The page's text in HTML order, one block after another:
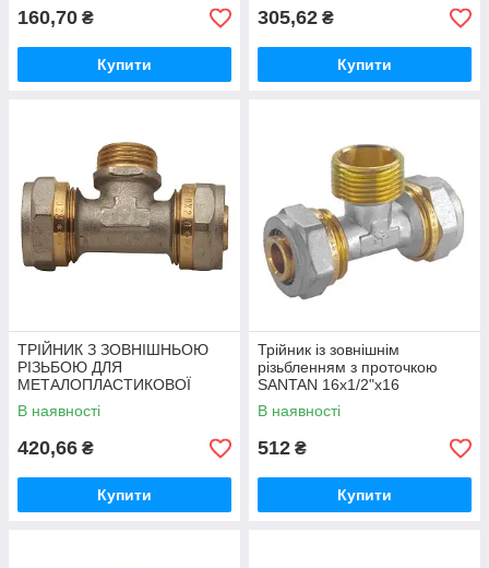
160,70 ₴
Купити
305,62 ₴
Купити
ТРІЙНИК З ЗОВНІШНЬОЮ
РІЗЬБОЮ ДЛЯ
МЕТАЛОПЛАСТИКОВОЇ
ТРУБИ 20x1/2Mx20
В наявності
420,66 ₴
Купити
Трійник із зовнішнім
різьбленням з проточкою
SANTAN 16х1/2"х16
В наявності
512 ₴
Купити